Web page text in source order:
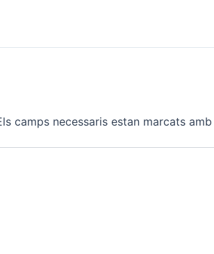
camps necessaris estan marcats amb